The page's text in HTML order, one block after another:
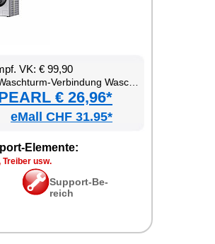
VK: € 99,90
Ver­bin­dung Wasch­ma­schi­ne Trock­ner
€ 26,96*
eMall CHF 31.95*
Ele­men­te:
Trei­ber usw.
Sup­port-Be­
reich